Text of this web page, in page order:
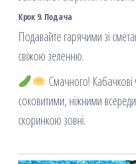
Крок 9. Подача
Подавайте гарячими зі
свіжою зеленню.
Смачного!
соковитими, ніжними
скоринкою зовні.